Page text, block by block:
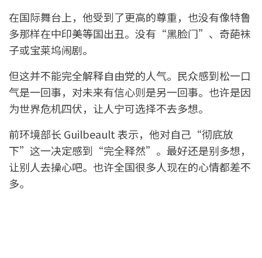
在国际舞台上，他受到了更高的尊重，也没有像特鲁
多那样在中印美等国出丑。没有“黑脸门”、奇葩袜
子或宝莱坞闹剧。
但这并不能完全解释自由党的人气。民众感到松一口
气是一回事，对未来有信心则是另一回事。也许是因
为世界危机四伏，让人宁可选择不去多想。
前环境部长 Guilbeault 表示，他对自己“彻底放
下”这一决定感到“完全释然”。最好还是别多想，
让别人去操心吧。也许全国很多人现在的心情都差不
多。